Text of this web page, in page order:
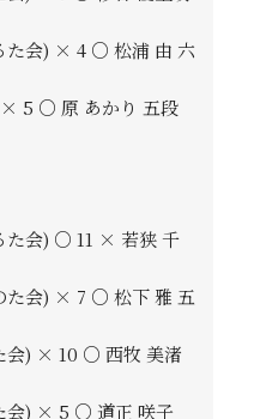
た会) × 4 ○ 松浦 由 六
× 5 ○ 原 あかり 五段
た会) ○ 11 × 若狭 千
た会) × 7 ○ 松下 雅 五
会) × 10 ○ 西牧 美渚
会) × 5 ○ 道正 咲子